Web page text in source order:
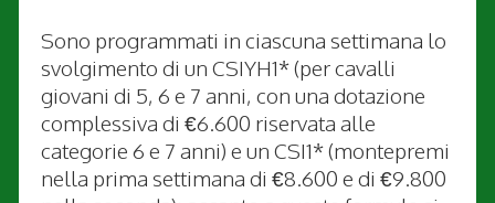
Sono programmati in ciascuna settimana lo
svolgimento di un CSIYH1* (per cavalli
giovani di 5, 6 e 7 anni, con una dotazione
complessiva di €6.600 riservata alle
categorie 6 e 7 anni) e un CSI1* (montepremi
nella prima settimana di €8.600 e di €9.800